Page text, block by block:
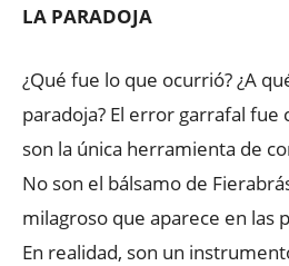
LA PARADOJA
¿Qué fue lo que ocurrió? ¿A
paradoja? El error garrafal fue
son la única herramienta de
No son el bálsamo de
milagroso que aparece en las
En realidad, son un